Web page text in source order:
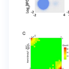
平面上升是气
最直接的影响